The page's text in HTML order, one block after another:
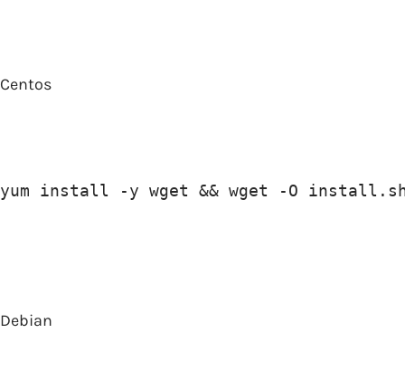
Centos
yum install -y wget && wget -O
Debian